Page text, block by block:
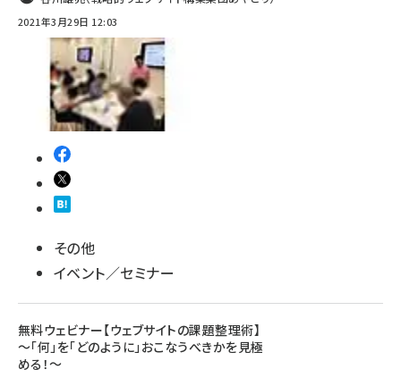
2021年3月29日 12:03
その他
イベント／セミナー
無料ウェビナー【ウェブサイトの課題整理術】
～「何」を「どのように」おこなうべきかを見極
める！～